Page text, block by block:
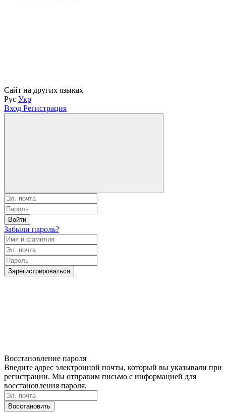
Сайт на других языках
Рус Укр
Вход Регистрация
Войти
Забыли пароль?
Зарегистрироваться
Восстановление пароля
Введите адрес электронной почты, который вы указывали при
регистрации. Мы отправим письмо с информацией для
восстановления пароля.
Восстановить